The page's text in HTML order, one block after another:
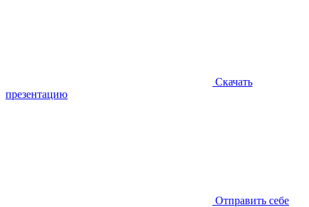
Скачать
презентацию
Отправить себе